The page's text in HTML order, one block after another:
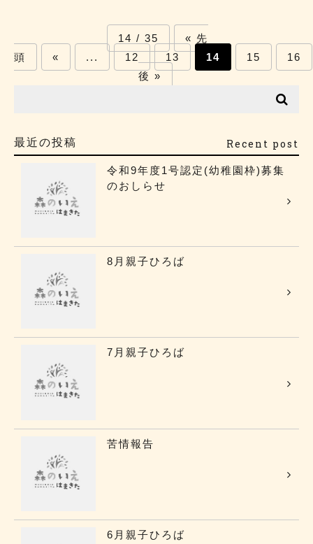
14 / 35
« 先
頭
« ... 12 13 14 15
16
後 »
最近の投稿 Recent post
令和9年度1号認定(幼稚園枠)募集
のおしらせ
8月親子ひろば
7月親子ひろば
苦情報告
6月親子ひろば